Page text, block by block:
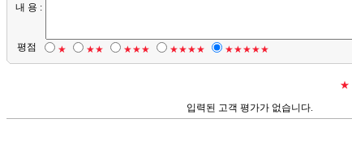
내 용 :
평점 ★ ★★ ★★★ ★★★★ ★★★★★
★
입력된 고객 평가가 없습니다.